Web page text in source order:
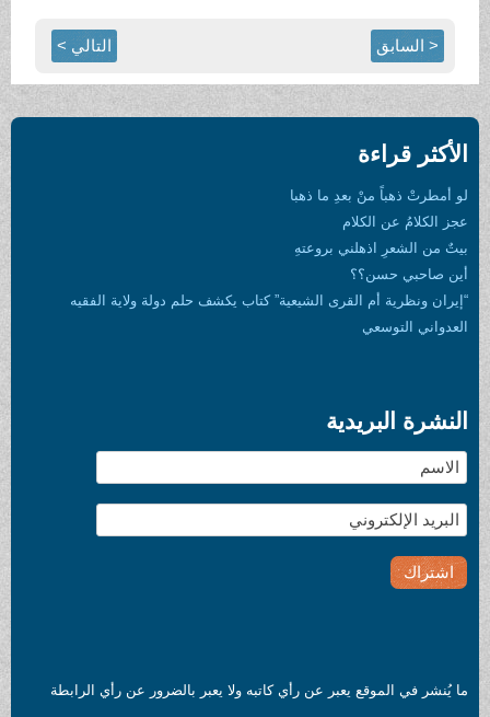
< السابق التالي >
الأكثر قراءة
لو أمطرتْ ذهباً منْ بعدِ ما ذهبا
عجز الكلامُ عن الكلام
بيتٌ من الشعرِ اذهلني بروعتهِ
أين صاحبي حسن؟؟
“إيران ونظرية أم القرى الشيعية” كتاب يكشف حلم دولة ولاية الفقيه
العدواني التوسعي
النشرة البريدية
ما يُنشر في الموقع يعبر عن رأي كاتبه ولا يعبر بالضرور عن رأي الرابطة